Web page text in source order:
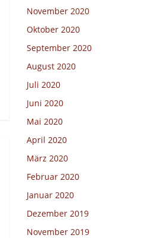
November 2020
Oktober 2020
September 2020
August 2020
Juli 2020
Juni 2020
Mai 2020
April 2020
März 2020
Februar 2020
Januar 2020
Dezember 2019
November 2019